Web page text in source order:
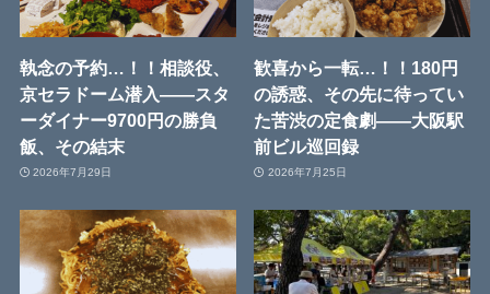
執念の予約…！！相談役、
京セラドーム潜入――スタ
ーダイナー9700円の勝負
飯、その結末
2026年7月29日
歓喜から一転…！！180円
の誘惑、その先に待ってい
た苦渋の定食劇――大阪駅
前ビル巡回録
2026年7月25日